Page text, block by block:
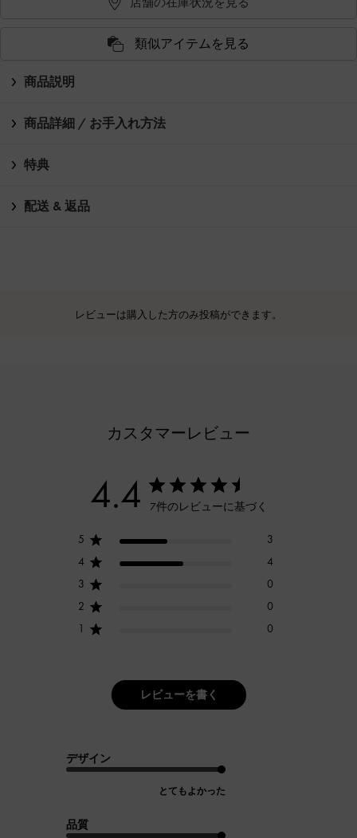
類似アイテムを見る
商品説明
商品詳細 / お手入れ方法
特典
配送 & 返品
レビューは購入した方のみ投稿ができます。
カスタマーレビュー
4.4 7件のレビューに基づく
5
3
4
4
3
0
2
0
1
0
レビューを書く
デザイン
とてもよかった
品質